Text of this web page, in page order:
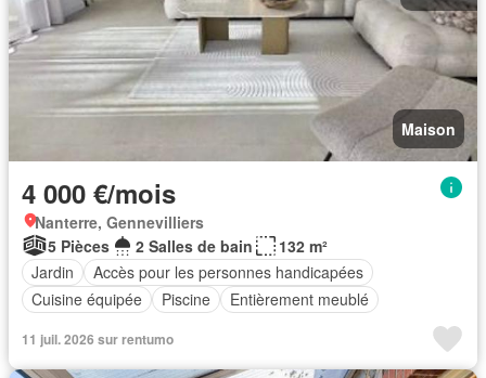
Maison
4 000 €/mois
Nanterre, Gennevilliers
5 Pièces
2 Salles de bain
132 m²
Jardin
Accès pour les personnes handicapées
Cuisine équipée
Piscine Entièrement meublé
11 juil. 2026 sur rentumo